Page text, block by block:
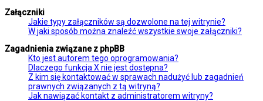
Załączniki
Jakie typy załączników są dozwolone na tej witrynie?
W jaki sposób można znaleźć wszystkie swoje załączniki?
Zagadnienia związane z phpBB
Kto jest autorem tego oprogramowania?
Dlaczego funkcja X nie jest dostępna?
Z kim się kontaktować w sprawach nadużyć lub zagadnień
prawnych związanych z tą witryną?
Jak nawiązać kontakt z administratorem witryny?